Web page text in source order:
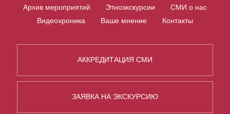
Архив мероприятий
Этноэкскурсии
СМИ о нас
Видеохроника
Ваше мнение Контакты
АККРЕДИТАЦИЯ СМИ
ЗАЯВКА НА ЭКСКУРСИЮ